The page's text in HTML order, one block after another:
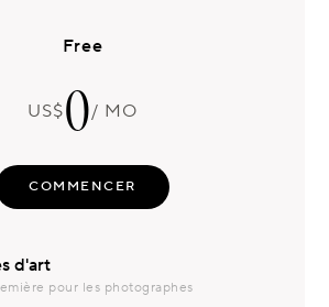
Free
US$0/ MO
COMMENCER
d'art
pour les photographes